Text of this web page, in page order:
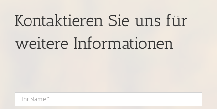
Kontaktieren Sie uns für
weitere Informationen